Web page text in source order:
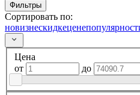
Фильтры
Сортировать по:
новизнескидкецене
Цена
от
до